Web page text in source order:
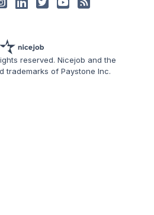
reserved. Nicejob and the
trademarks of Paystone Inc.